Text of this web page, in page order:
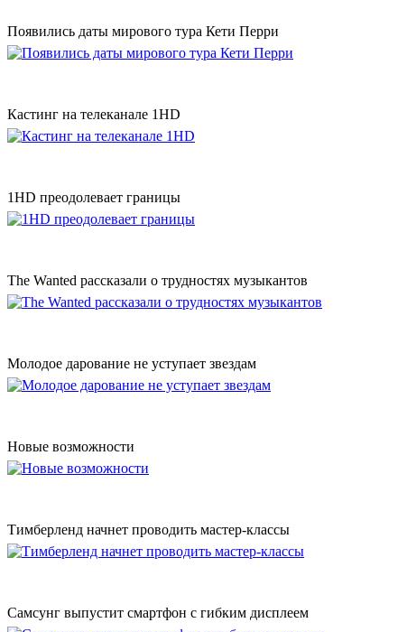
Появились даты мирового тура Кети Перри
Кастинг на телеканале 1HD
1HD преодолевает границы
The Wanted рассказали о трудностях музыкантов
Молодое дарование не уступает звездам
Новые возможности
Тимберленд начнет проводить мастер-классы
Самсунг выпустит смартфон с гибким дисплеем